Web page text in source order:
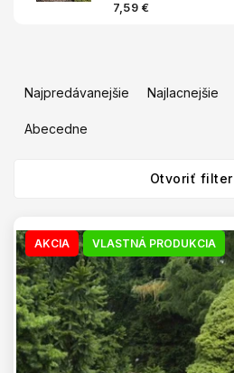
7,59 €
e
r
o
d
u
k
t
o
v
Najpredávanejšie Najlacnejšie
Abecedne
Otvoriť filter
s
p
r
o
d
u
k
AKCIA VLASTNÁ PRODUKCIA